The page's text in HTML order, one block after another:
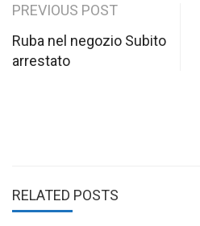
Post
navigation
PREVIOUS POST
Ruba nel negozio Subito
arrestato
RELATED POSTS